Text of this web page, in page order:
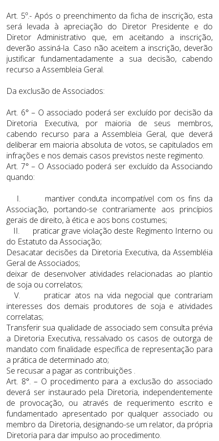
Art. 5º.- Após o preenchimento da ficha de inscrição, esta
será levada à apreciação do Diretor Presidente e do
Diretor Administrativo que, em aceitando a inscrição,
deverão assiná-la. Caso não aceitem a inscrição, deverão
justificar fundamentadamente a sua decisão, cabendo
recurso a Assembleia Geral.
Da exclusão de Associados:
Art. 6° – O associado poderá ser excluído por decisão da
Diretoria Executiva, por maioria de seus membros,
cabendo recurso para a Assembleia Geral, que deverá
deliberar em maioria absoluta de votos, se capitulados em
infrações e nos demais casos previstos neste regimento.
Art. 7° – O Associado poderá ser excluído da Associando
quando:
I. mantiver conduta incompatível com os fins da
Associação, portando-se contrariamente aos princípios
gerais de direito, à ética e aos bons costumes;
II. praticar grave violação deste Regimento Interno ou
do Estatuto da Associação;
Desacatar decisões da Diretoria Executiva, da Assembléia
Geral de Associados;
deixar de desenvolver atividades relacionadas ao plantio
de soja ou correlatos;
V. praticar atos na vida negocial que contrariam
interesses dos demais produtores de soja e atividades
correlatas;
Transferir sua qualidade de associado sem consulta prévia
a Diretoria Executiva, ressalvado os casos de outorga de
mandato com finalidade específica de representação para
a prática de determinado ato;
Se recusar a pagar as contribuições .
Art. 8°. – O procedimento para a exclusão do associado
deverá ser instaurado pela Diretoria, independentemente
de provocação, ou através de requerimento escrito e
fundamentado apresentado por qualquer associado ou
membro da Diretoria, designando-se um relator, da própria
Diretoria para dar impulso ao procedimento.